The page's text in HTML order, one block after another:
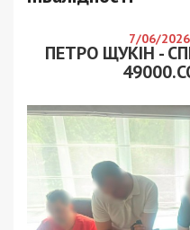
7/06/
ПЕТРО ЩУКІН -